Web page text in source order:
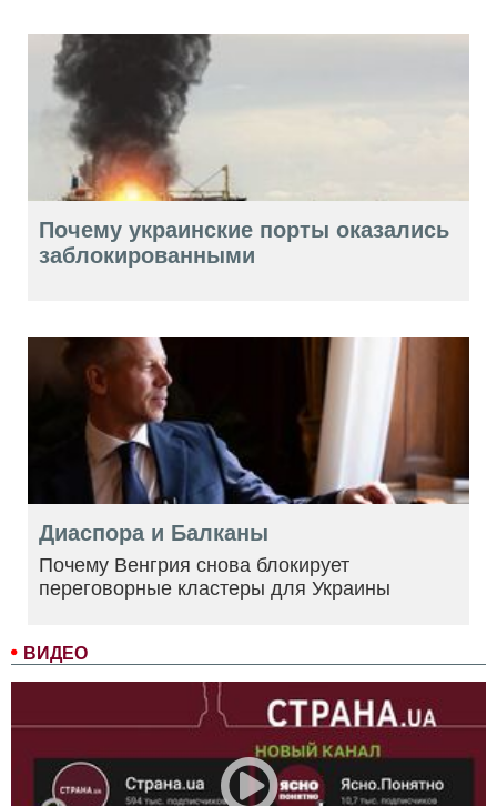
ВИДЕО
Почему украинские порты оказались
заблокированными
Диаспора и Балканы
Почему Венгрия снова блокирует
переговорные кластеры для Украины